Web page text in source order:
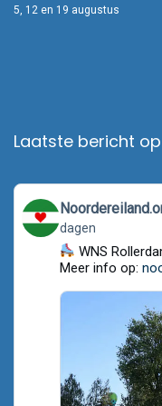
5, 12 en 19 augustus
Laatste bericht op
View
post
by
Noordereiland.org
Bluesky
dagen
WNS
Meer info op: